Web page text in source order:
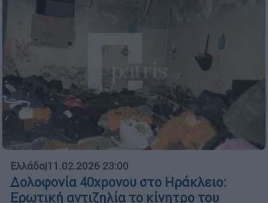
Ελλάδα|11.02.2026 23:00
Δολοφονία 40χρονου στο Ηράκλειο:
Ερωτική αντιζηλία το κίνητρο του